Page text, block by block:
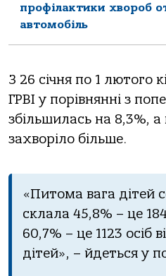
профілактики хвороб
автомобіль
З 26 січня по 1 лютого
ГРВІ у порівнянні з
збільшилась на 8,3%,
захворіло більше.
«Питома вага дітей
склала 45,8% – це
60,7% – це 1123 осіб
дітей», – йдеться у